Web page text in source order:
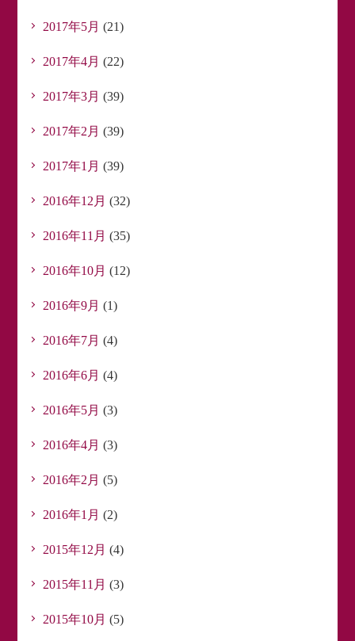
2017年5月 (21)
2017年4月 (22)
2017年3月 (39)
2017年2月 (39)
2017年1月 (39)
2016年12月 (32)
2016年11月 (35)
2016年10月 (12)
2016年9月 (1)
2016年7月 (4)
2016年6月 (4)
2016年5月 (3)
2016年4月 (3)
2016年2月 (5)
2016年1月 (2)
2015年12月 (4)
2015年11月 (3)
2015年10月 (5)